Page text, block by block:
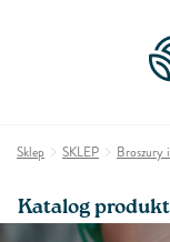
Sklep SKLEP Broszury
Katalog